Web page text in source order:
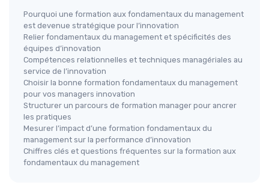
Pourquoi une formation aux fondamentaux du management
est devenue stratégique pour l’innovation
Relier fondamentaux du management et spécificités des
équipes d’innovation
Compétences relationnelles et techniques managériales au
service de l’innovation
Choisir la bonne formation fondamentaux du management
pour vos managers innovation
Structurer un parcours de formation manager pour ancrer
les pratiques
Mesurer l’impact d’une formation fondamentaux du
management sur la performance d’innovation
Chiffres clés et questions fréquentes sur la formation aux
fondamentaux du management